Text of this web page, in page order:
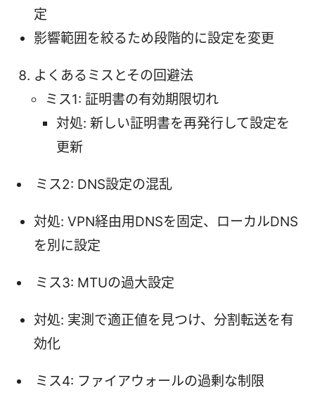
定
影響範囲を絞るため段階的に設定を変更
よくあるミスとその回避法
ミス1: 証明書の有効期限切れ
対処: 新しい証明書を再発行して設定を
更新
ミス2: DNS設定の混乱
対処: VPN経由用DNSを固定、ローカルDNS
を別に設定
ミス3: MTUの過大設定
対処: 実測で適正値を見つけ、分割転送を有
効化
ミス4: ファイアウォールの過剰な制限